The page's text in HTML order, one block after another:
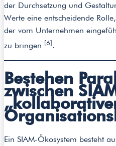
der Durchsetzung und
Werte eine entscheidende
der vom Unternehmen
zu bringen [6].
Bestehen
zwischen
Ein SIAM-Ökosystem besteht